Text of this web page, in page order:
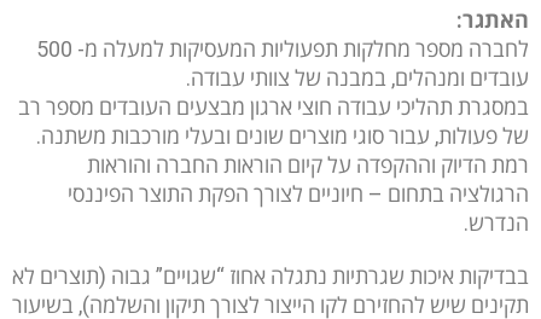
האתגר:
לחברה מספר מחלקות תפעוליות המעסיקות למעלה מ- 500
עובדים ומנהלים, במבנה של צוותי עבודה.
במסגרת תהליכי עבודה חוצי ארגון מבצעים העובדים מספר רב
של פעולות, עבור סוגי מוצרים שונים ובעלי מורכבות משתנה.
רמת הדיוק וההקפדה על קיום הוראות החברה והוראות
הרגולציה בתחום – חיוניים לצורך הפקת התוצר הפיננסי
הנדרש.
בבדיקות איכות שגרתיות נתגלה אחוז “שגויים” גבוה (תוצרים לא
תקינים שיש להחזירם לקו הייצור לצורך תיקון והשלמה), בשיעור